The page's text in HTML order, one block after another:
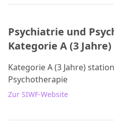
Psychiatrie und
Kategorie A (3
Kategorie A (3 Jahre)
Psychotherapie
Zur SIWF-Website